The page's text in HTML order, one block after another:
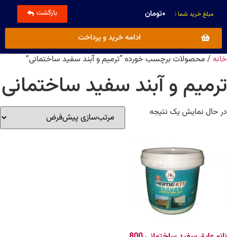
مبلغ خرید شما : ۰تومان بازگشت
ادامه خرید و پرداخت
خانه / محصولات برچسب خورده “ترمیم و آبند سفید ساختمانی”
ترمیم و آبند سفید ساختمانی
در حال نمایش یک نتیجه